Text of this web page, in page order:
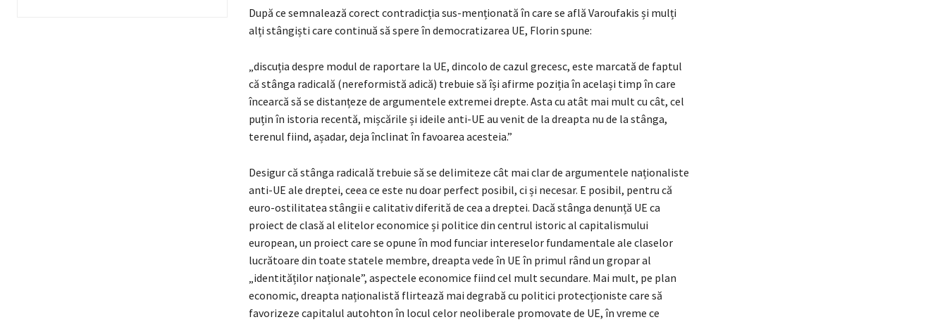
După ce semnalează corect contradicția sus-menționată în care se află Varoufakis și mulți
alți stângiști care continuă să spere în democratizarea UE, Florin spune:
„discuția despre modul de raportare la UE, dincolo de cazul grecesc, este marcată de faptul
că stânga radicală (nereformistă adică) trebuie să își afirme poziția în același timp în care
încearcă să se distanțeze de argumentele extremei drepte. Asta cu atât mai mult cu cât, cel
puțin în istoria recentă, mișcările și ideile anti-UE au venit de la dreapta nu de la stânga,
terenul fiind, așadar, deja înclinat în favoarea acesteia.”
Desigur că stânga radicală trebuie să se delimiteze cât mai clar de argumentele naționaliste
anti-UE ale dreptei, ceea ce este nu doar perfect posibil, ci și necesar. E posibil, pentru că
euro-ostilitatea stângii e calitativ diferită de cea a dreptei. Dacă stânga denunță UE ca
proiect de clasă al elitelor economice și politice din centrul istoric al capitalismului
european, un proiect care se opune în mod funciar intereselor fundamentale ale claselor
lucrătoare din toate statele membre, dreapta vede în UE în primul rând un gropar al
„identităților naționale”, aspectele economice fiind cel mult secundare. Mai mult, pe plan
economic, dreapta naționalistă flirtează mai degrabă cu politici protecționiste care să
favorizeze capitalul autohton în locul celor neoliberale promovate de UE, în vreme ce